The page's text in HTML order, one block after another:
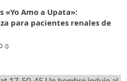
«Yo Amo a Upata»:
para pacientes renales de
0